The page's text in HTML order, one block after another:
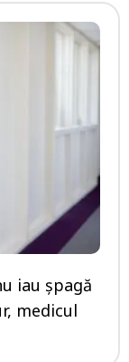
iau șpagă
medicul